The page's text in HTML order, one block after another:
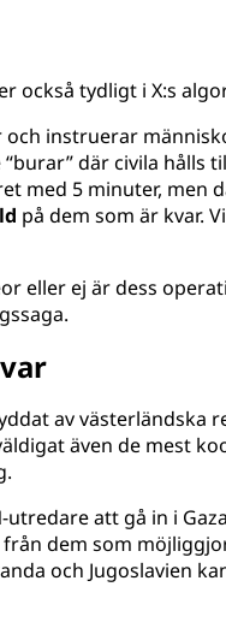
också tydligt i X:s
och instruerar
där civila hålls
med 5 minuter, men
på dem som är kvar.
eller ej är dess
av västerländska
även de mest
att gå in i
dem som
och Jugoslavien